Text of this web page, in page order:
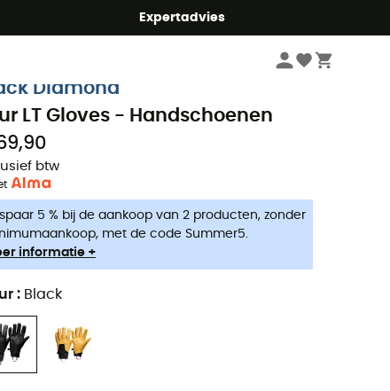
Expertadvies
Handschoenen & Wanten heren
Diamond
LT Gloves - Handschoenen
btw
5 % bij de aankoop van 2 producten, zonder
met de code Summer5.
informatie +
: Black